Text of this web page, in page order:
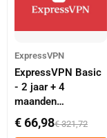
ExpressVPN
ExpressVPN Basic
- 2 jaar + 4
maanden
abonnement
€ 66,98€ 321,72